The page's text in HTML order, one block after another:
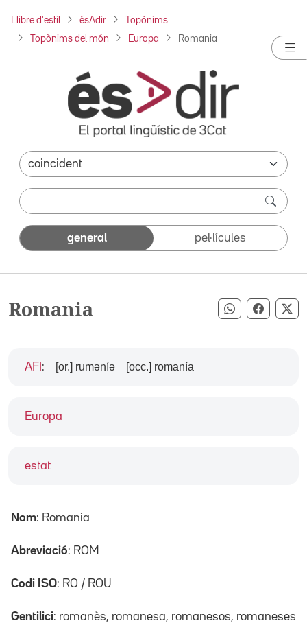
Llibre d'estil ésAdir Topònims
Topònims del món Europa Romania
general pel·lícules
Romania Compartir
Europa
estat
AFI : [or.] ruməníə [occ.] romanía
Nom: Romania
Abreviació: ROM
Codi ISO: RO / ROU
Gentilici: romanès, romanesa, romanesos, romaneses